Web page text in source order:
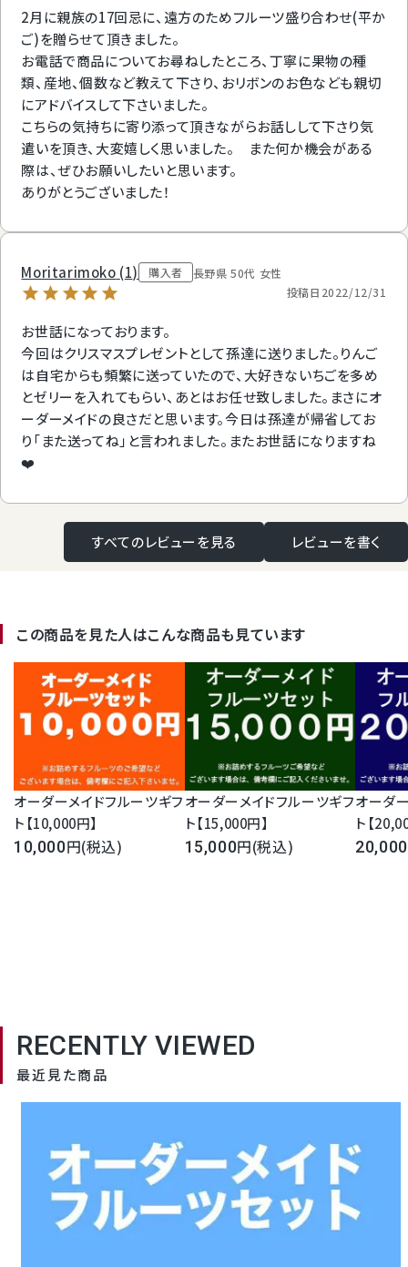
Review
商品レビュー
2月に親族の17回忌に、遠方のためフルーツ盛り合わせ(平か
ご)を贈らせて頂きました。
お電話で商品についてお尋ねしたところ、丁寧に果物の種
類、産地、個数など教えて下さり、おリボンのお色なども親切
にアドバイスして下さいました。
こちらの気持ちに寄り添って頂きながらお話しして下さり気
遣いを頂き、大変嬉しく思いました。　また何か機会がある
際は、ぜひお願いしたいと思います。
ありがとうございました！
Moritarimoko 1 購入者 長野県 50代 女性
投稿日 2022/12/31
お世話になっております。
今回はクリスマスプレゼントとして孫達に送りました。りんご
は自宅からも頻繁に送っていたので、大好きないちごを多め
とゼリーを入れてもらい、あとはお任せ致しました。まさにオ
ーダーメイドの良さだと思います。今日は孫達が帰省してお
り「また送ってね」と言われました。またお世話になりますね
❤️
すべてのレビューを見る レビューを書く
この商品を見た人はこんな商品も見ています
オーダーメイドフルーツギフ
ト【10,000円】
10,000
(税込)
オーダーメイドフルーツギフ
ト【15,000円】
15,000
(税込)
オーダ
ト【
20,000
RECENTLY VIEWED
最近見た商品